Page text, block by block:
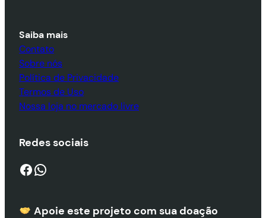
Saiba mais
Contato
Sobre nós
Política de Privacidade
Termos de Uso
Nossa loja no mercado livre
Redes sociais
Facebook WhatsApp
Apoie este projeto com sua doação